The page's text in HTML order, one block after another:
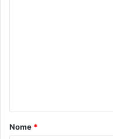
r
Nome *